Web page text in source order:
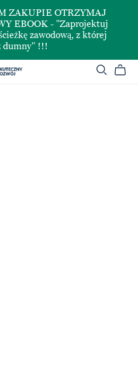
ZAKUPIE OTRZYMAJ
EBOOK - "Zaprojektuj
zawodową, z której
dumny" !!!